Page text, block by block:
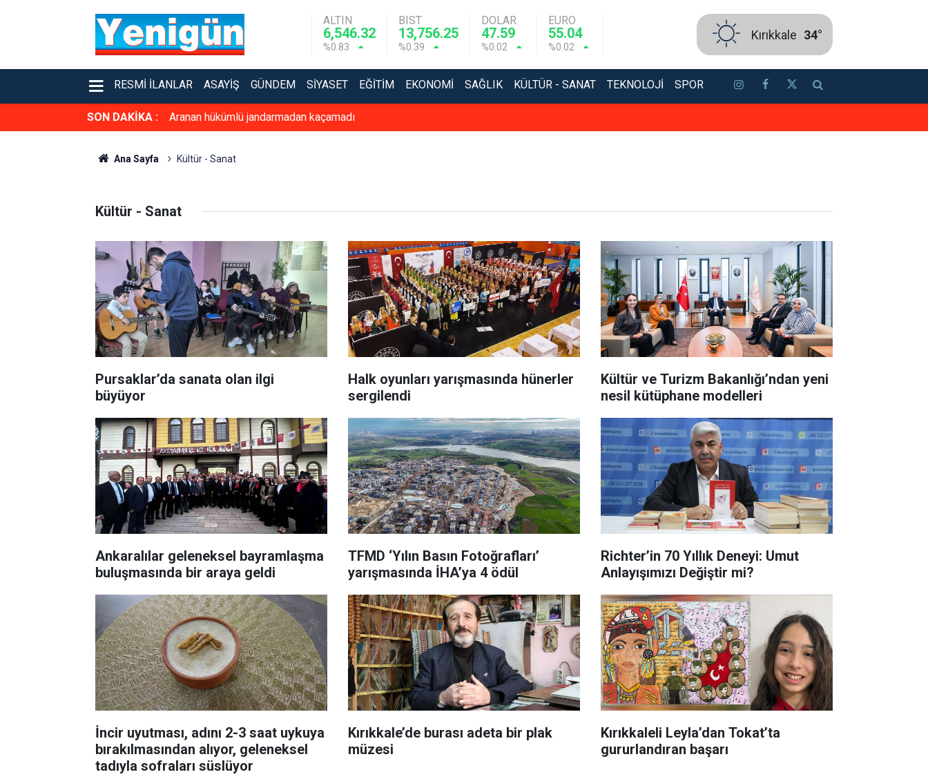
ALTIN
6,546.32
%0.83
BIST
13,756.25
%0.39
DOLAR
47.59
%0.02
EURO
55.04
%0.02
Kırıkkale 34°
RESMI İLANLAR ASAYIŞ GÜNDEM SIYASET EĞITIM EKONOMI SAĞLIK KÜLTÜR - SANAT TEKNOLOJI SPOR
SON DAKİKA : Aranan hükümlü jandarmadan kaçamadı
Ana Sayfa Kültür - Sanat
Kültür - Sanat
Pursaklar’da sanata olan ilgi
büyüyor
Halk oyunları yarışmasında hünerler
sergilendi
Kültür ve Turizm Bakanlığı’ndan yeni
nesil kütüphane modelleri
Ankaralılar geleneksel bayramlaşma
buluşmasında bir araya geldi
TFMD ‘Yılın Basın Fotoğrafları’
yarışmasında İHA’ya 4 ödül
Richter’in 70 Yıllık Deneyi: Umut
Anlayışımızı Değiştir mi?
İncir uyutması, adını 2-3 saat uykuya
bırakılmasından alıyor, geleneksel
tadıyla sofraları süslüyor
Kırıkkale’de burası adeta bir plak
müzesi
Kırıkkaleli Leyla’dan Tokat’ta
gururlandıran başarı